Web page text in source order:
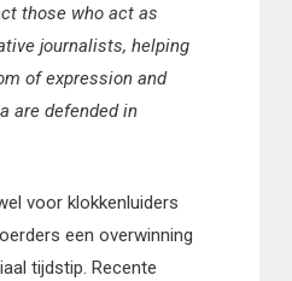
those who act as
journalists, helping
of expression and
are defended in
voor klokkenluiders
een overwinning
tijdstip. Recente